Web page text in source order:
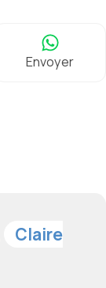
Envoyer
Claire